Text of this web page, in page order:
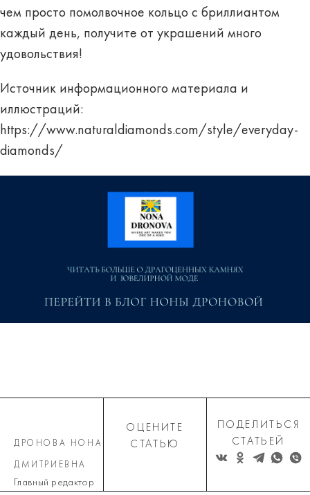
чем просто помолвочное кольцо с бриллиантом
каждый день, получите от украшений много
удовольствия!
Источник информационного материала и
иллюстраций:
https://www.naturaldiamonds.com/style/everyday-
diamonds/
ДРОНОВА НОНА
ДМИТРИЕВНА
Главный редактор
ОЦЕНИТЕ
СТАТЬЮ
ПОДЕЛИТЬСЯ
СТАТЬЕЙ